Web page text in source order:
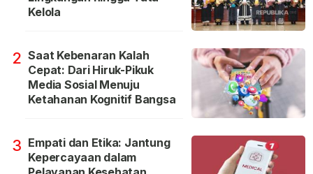
Kelola
2 Saat Kebenaran Kalah
Cepat: Dari Hiruk-Pikuk
Media Sosial Menuju
Ketahanan Kognitif Bangsa
3 Empati dan Etika: Jantung
Kepercayaan dalam